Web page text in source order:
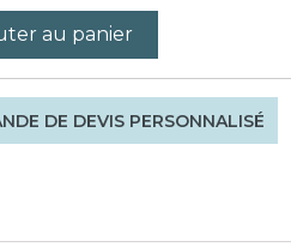
au panier
DE DEVIS PERSONNALISÉ